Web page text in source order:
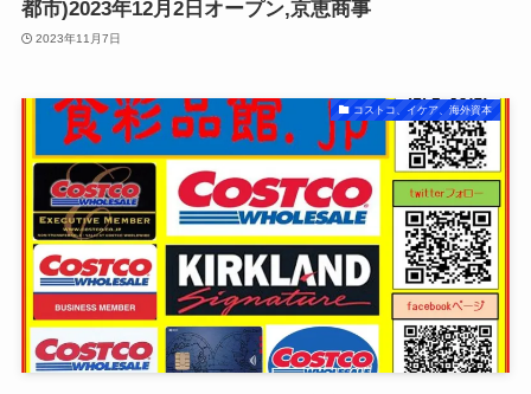
都市)2023年12月2日オープン,京恵商事
2023年11月7日
コストコ、イケア、海外資本